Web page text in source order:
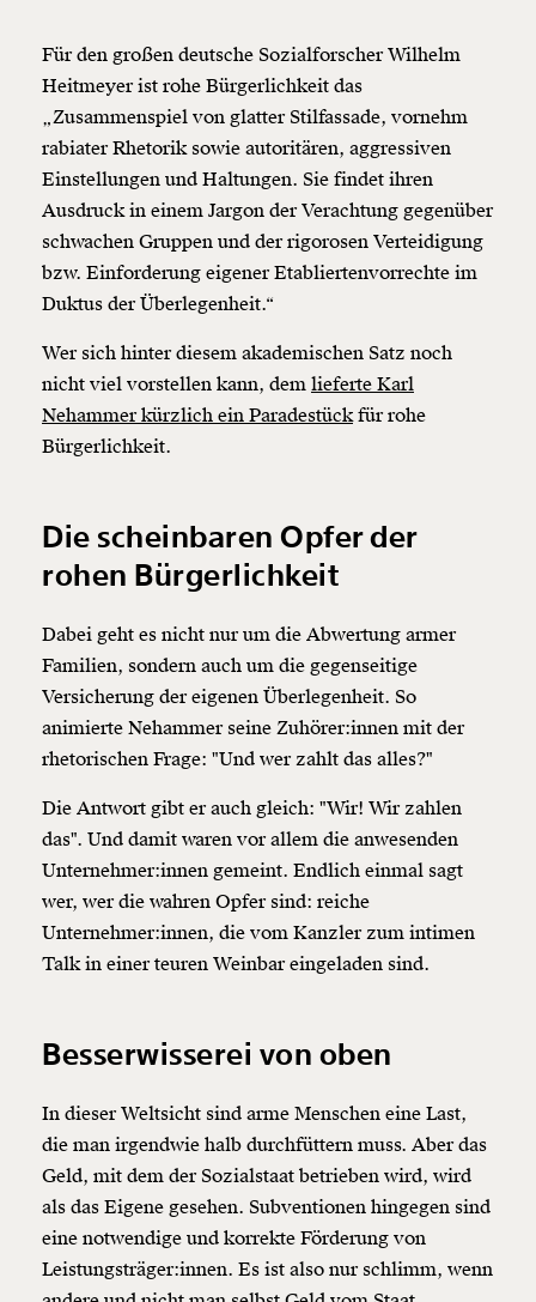
Für den großen deutsche Sozialforscher Wilhelm
Heitmeyer ist rohe Bürgerlichkeit das
„Zusammenspiel von glatter Stilfassade, vornehm
rabiater Rhetorik sowie autoritären, aggressiven
Einstellungen und Haltungen. Sie findet ihren
Ausdruck in einem Jargon der Verachtung gegenüber
schwachen Gruppen und der rigorosen Verteidigung
bzw. Einforderung eigener Etabliertenvorrechte im
Duktus der Überlegenheit.“
Wer sich hinter diesem akademischen Satz noch
nicht viel vorstellen kann, dem lieferte Karl
Nehammer kürzlich ein Paradestückfür rohe
Bürgerlichkeit.
Die scheinbaren Opfer der
rohen Bürgerlichkeit
Dabei geht es nicht nur um die Abwertung armer
Familien, sondern auch um die gegenseitige
Versicherung der eigenen Überlegenheit. So
animierte Nehammer seine Zuhörer:innen mit der
rhetorischen Frage: "Und wer zahlt das alles?"
Die Antwort gibt er auch gleich: "Wir! Wir zahlen
das". Und damit waren vor allem die anwesenden
Unternehmer:innen gemeint. Endlich einmal sagt
wer, wer die wahren Opfer sind: reiche
Unternehmer:innen, die vom Kanzler zum intimen
Talk in einer teuren Weinbar eingeladen sind.
Besserwisserei von oben
In dieser Weltsicht sind arme Menschen eine Last,
die man irgendwie halb durchfüttern muss. Aber das
Geld, mit dem der Sozialstaat betrieben wird, wird
als das Eigene gesehen. Subventionen hingegen sind
eine notwendige und korrekte Förderung von
Leistungsträger:innen. Es ist also nur schlimm, wenn